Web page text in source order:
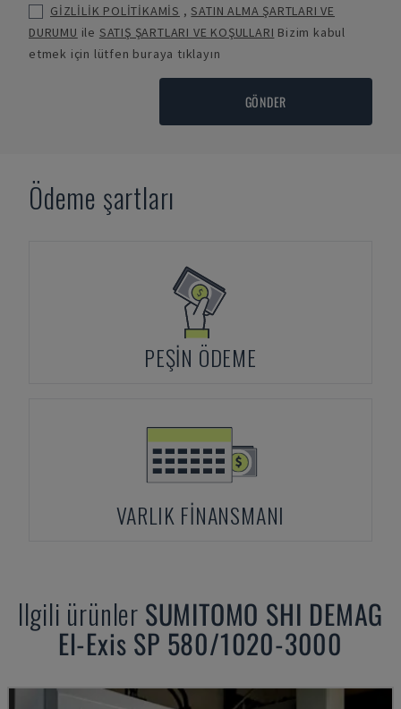
GİZLİLİK POLİTİKAMİS ,SATIN ALMA ŞARTLARI VE
DURUMU ile SATIŞ ŞARTLARI VE KOŞULLARI Bizim kabul
etmek için lütfen buraya tıklayın
GÖNDER
Ödeme şartları
PEŞIN ÖDEME
VARLIK FINANSMANI
Ilgili ürünler SUMITOMO SHI DEMAG
El-Exis SP 580/1020-3000